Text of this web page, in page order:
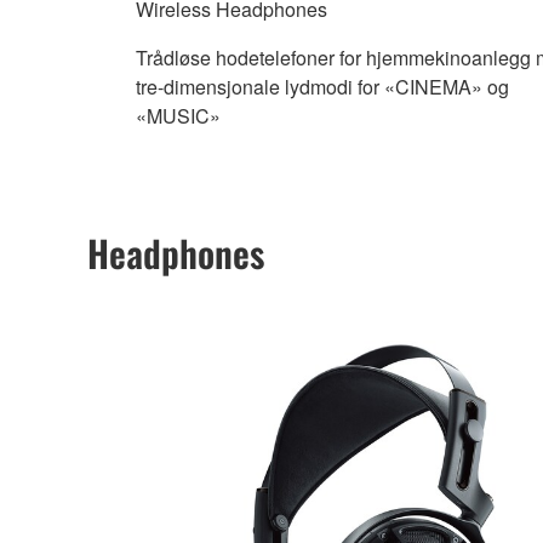
Wireless Headphones
Trådløse hodetelefoner for hjemmekinoanlegg
tre-dimensjonale lydmodi for «CINEMA» og
«MUSIC»
Headphones